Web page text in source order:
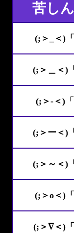
苦し
(;＞_＜)
(;＞＿＜)
(;＞-＜)
(;＞ー＜)
(;＞～＜)
(;＞o＜)
(;＞∇＜)